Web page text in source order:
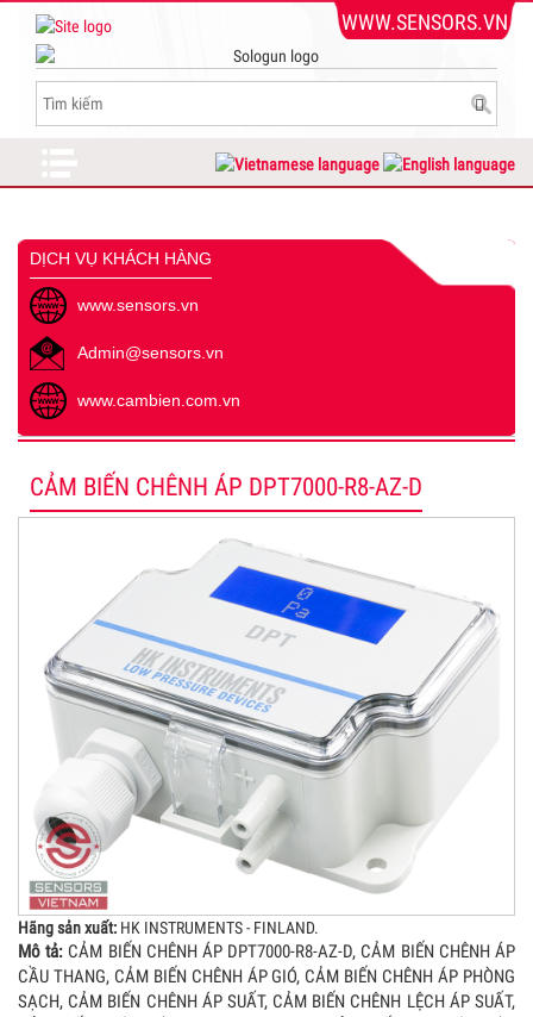
WWW.SENSORS.VN
DỊCH VỤ KHÁCH HÀNG
www.sensors.vn
Admin@sensors.vn
www.cambien.com.vn
CẢM BIẾN CHÊNH ÁP DPT7000-R8-AZ-D
Hãng sản xuất: HK INSTRUMENTS - FINLAND.
Mô tả: CẢM BIẾN CHÊNH ÁP DPT7000-R8-AZ-D, CẢM BIẾN CHÊNH ÁP
CẦU THANG, CẢM BIẾN CHÊNH ÁP GIÓ, CẢM BIẾN CHÊNH ÁP PHÒNG
SẠCH, CẢM BIẾN CHÊNH ÁP SUẤT, CẢM BIẾN CHÊNH LỆCH ÁP SUẤT,